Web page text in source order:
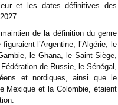
et les dates définitives des
de la définition du genre
l’Argentine, l’Algérie, le
le Ghana, le Saint-Siège,
de Russie, le Sénégal,
et nordiques, ainsi que le
Mexique et la Colombie, étaient